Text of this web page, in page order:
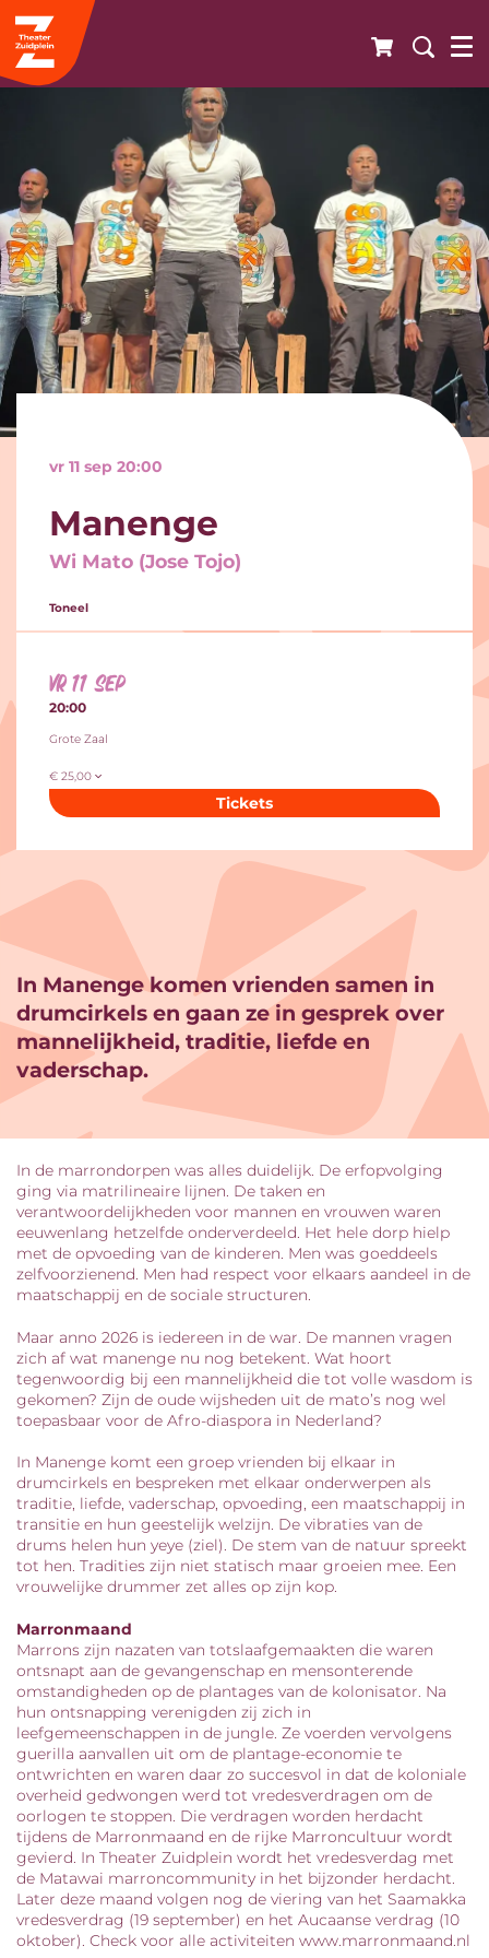
Manenge
Wi Mato (Jose Tojo)
vr 11 sep 20:00
Toneel
vr 11 sep
20:00
Grote Zaal
€ 25,00
Tickets
In Manenge komen vrienden samen in
drumcirkels en gaan ze in gesprek over
mannelijkheid, traditie, liefde en
vaderschap.
In de marrondorpen was alles duidelijk. De erfopvolging
ging via matrilineaire lijnen. De taken en
verantwoordelijkheden voor mannen en vrouwen waren
eeuwenlang hetzelfde onderverdeeld. Het hele dorp hielp
met de opvoeding van de kinderen. Men was goeddeels
zelfvoorzienend. Men had respect voor elkaars aandeel in de
maatschappij en de sociale structuren.
Maar anno 2026 is iedereen in de war. De mannen vragen
zich af wat manenge nu nog betekent. Wat hoort
tegenwoordig bij een mannelijkheid die tot volle wasdom is
gekomen? Zijn de oude wijsheden uit de mato’s nog wel
toepasbaar voor de Afro-diaspora in Nederland?
In Manenge komt een groep vrienden bij elkaar in
drumcirkels en bespreken met elkaar onderwerpen als
traditie, liefde, vaderschap, opvoeding, een maatschappij in
transitie en hun geestelijk welzijn. De vibraties van de
drums helen hun yeye (ziel). De stem van de natuur spreekt
tot hen. Tradities zijn niet statisch maar groeien mee. Een
vrouwelijke drummer zet alles op zijn kop.
Marronmaand
Marrons zijn nazaten van totslaafgemaakten die waren
ontsnapt aan de gevangenschap en mensonterende
omstandigheden op de plantages van de kolonisator. Na
hun ontsnapping verenigden zij zich in
leefgemeenschappen in de jungle. Ze voerden vervolgens
guerilla aanvallen uit om de plantage-economie te
ontwrichten en waren daar zo succesvol in dat de koloniale
overheid gedwongen werd tot vredesverdragen om de
oorlogen te stoppen. Die verdragen worden herdacht
tijdens de Marronmaand en de rijke Marroncultuur wordt
gevierd. In Theater Zuidplein wordt het vredesverdag met
de Matawai marroncommunity in het bijzonder herdacht.
Later deze maand volgen nog de viering van het Saamakka
vredesverdrag (19 september) en het Aucaanse verdrag (10
oktober). Check voor alle activiteiten www.marronmaand.nl